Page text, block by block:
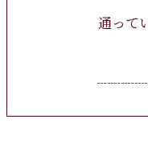
通って